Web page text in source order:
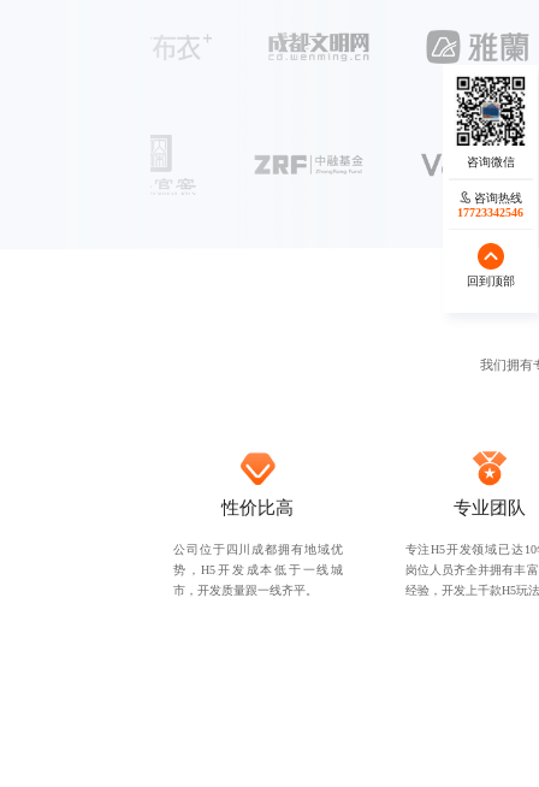
我们拥有
性价比高
公司位于四川成都拥有地域优
势，H5开发成本低于一线城
市，开发质量跟一线齐平。
专业团队
专注H5开发领域已达
岗位人员齐全并拥有丰
经验，开发上千款H5玩
咨询热线
17723342546
回到顶部
咨询热线
17723342546
回到顶部